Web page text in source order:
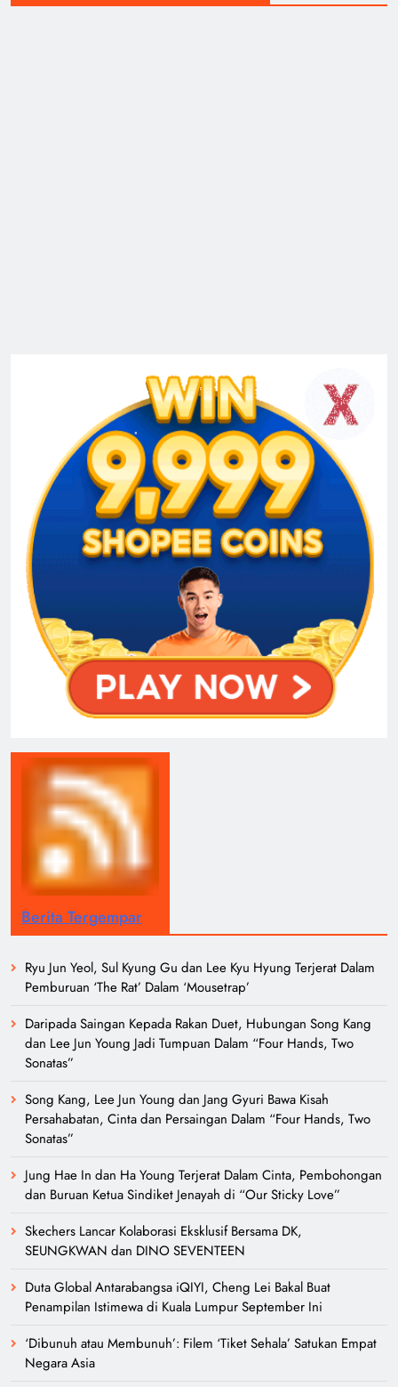
Berita Tergempar
Ryu Jun Yeol, Sul Kyung Gu dan Lee Kyu Hyung Terjerat Dalam
Pemburuan ‘The Rat’ Dalam ‘Mousetrap’
Daripada Saingan Kepada Rakan Duet, Hubungan Song Kang
dan Lee Jun Young Jadi Tumpuan Dalam “Four Hands, Two
Sonatas”
Song Kang, Lee Jun Young dan Jang Gyuri Bawa Kisah
Persahabatan, Cinta dan Persaingan Dalam “Four Hands, Two
Sonatas”
Jung Hae In dan Ha Young Terjerat Dalam Cinta, Pembohongan
dan Buruan Ketua Sindiket Jenayah di “Our Sticky Love”
Skechers Lancar Kolaborasi Eksklusif Bersama DK,
SEUNGKWAN dan DINO SEVENTEEN
Duta Global Antarabangsa iQIYI, Cheng Lei Bakal Buat
Penampilan Istimewa di Kuala Lumpur September Ini
‘Dibunuh atau Membunuh’: Filem ‘Tiket Sehala’ Satukan Empat
Negara Asia